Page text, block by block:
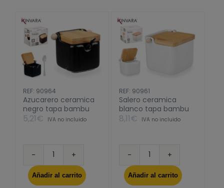
REF: 90964
Azucarero ceramica
negro tapa bambu
5,21€ IVA no incluido
Azucarero
ceramica
negro
Añadir al carrito
REF: 90961
Salero ceramica
blanco tapa bambu
8,11€ IVA no incluido
Salero
ceramica
blanco
Añadir al carrito